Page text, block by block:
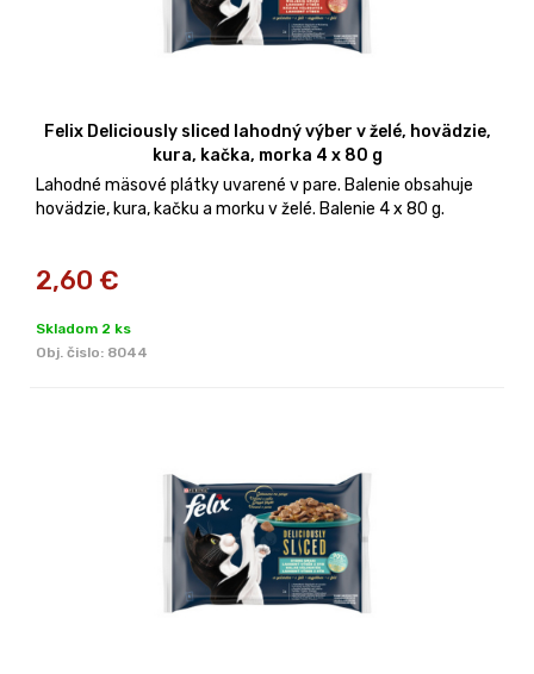
Felix Deliciously sliced lahodný výber v želé, hovädzie,
kura, kačka, morka 4 x 80 g
Lahodné mäsové plátky uvarené v pare. Balenie obsahuje
hovädzie, kura, kačku a morku v želé. Balenie 4 x 80 g.
2,60 €
Skladom 2 ks
Obj. čislo: 8044